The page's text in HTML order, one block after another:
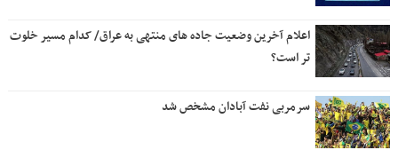
اعلام آخرین وضعیت جاده های منتهی به عراق/ کدام مسیر خلوت
تر است؟
سرمربی نفت آبادان مشخص شد